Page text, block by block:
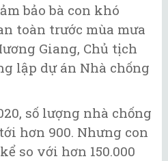
bảo bà con khó
toàn trước mùa mưa
Giang, Chủ tịch
lập dự án Nhà chống
số lượng nhà chống
hơn 900. Nhưng con
so với hơn 150.000